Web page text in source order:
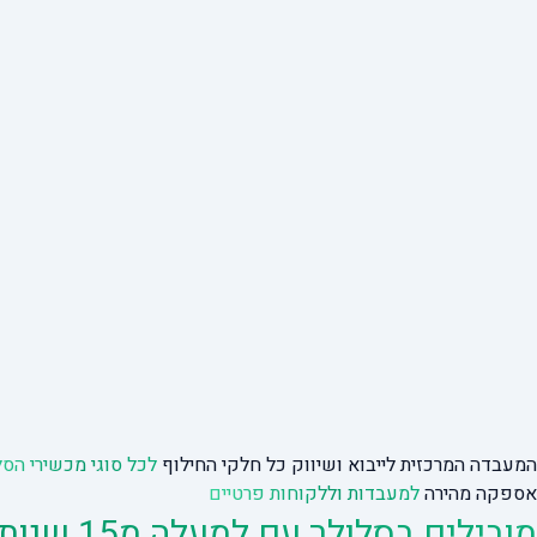
המעבדה המרכזית לייבוא ושיווק כל חלקי החילוף לכל סוגי מכשירי
אספקה מהירהלמעבדות וללקוחות פרטיים